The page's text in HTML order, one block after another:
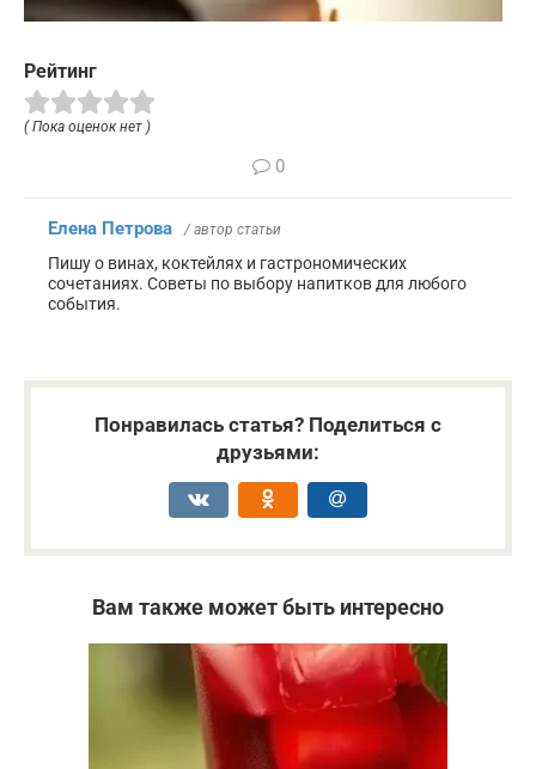
Рейтинг
( Пока оценок нет )
0
Елена Петрова / автор статьи
Пишу о винах, коктейлях и гастрономических
сочетаниях. Советы по выбору напитков для любого
события.
Понравилась статья? Поделиться с
друзьями:
Вам также может быть интересно